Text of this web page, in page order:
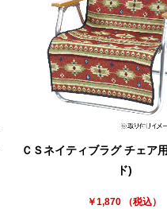
カートへ進む
ＣＳネイティブラグ チェア
ド)
￥1,870 （税込）